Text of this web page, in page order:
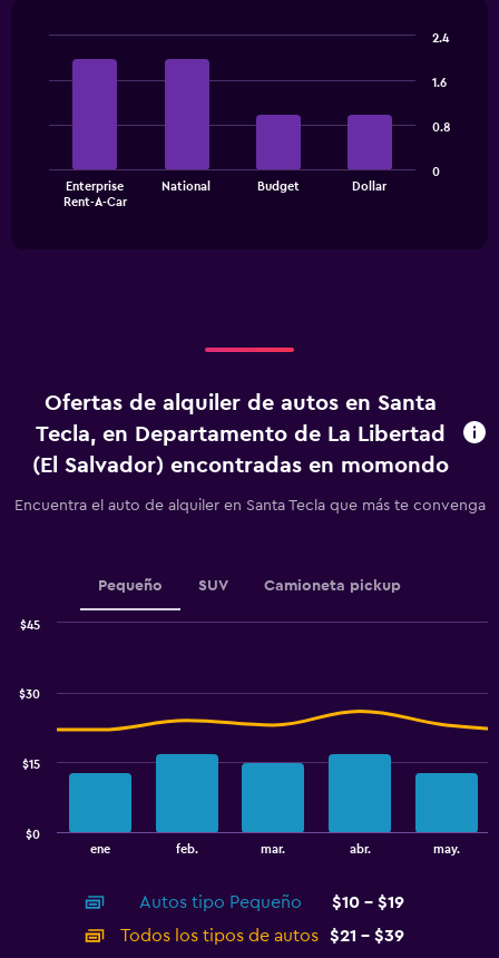
bars.
The
chart
The
chart
1
axis
to
Enterprise
Rent-A-Car
National Budget Dollar
0
0.8
1.6
2.4
Ofertas de alquiler de autos en Santa
Tecla, en Departamento de La Libertad
(El Salvador) encontradas en momondo
Encuentra el auto de alquiler en Santa Tecla que más te convenga
Pequeño SUV Camioneta pickup
displaying
categories.
ene feb. mar. abr. may.
$0
$15
$30
$45
End
Autos tipo Pequeño
$10 - $19
Todos los tipos de autos
$21 - $39